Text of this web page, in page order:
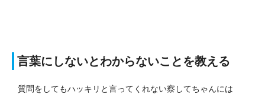
言葉にしないとわからないことを教える
質問をしてもハッキリと言ってくれない察してちゃんには